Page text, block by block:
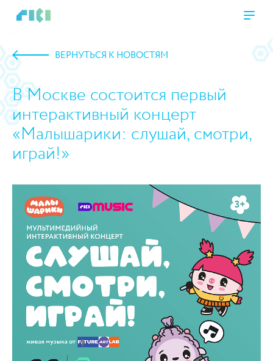
ВЕРНУТЬСЯ К НОВОСТЯМ
В Москве состоится первый
интерактивный концерт
«Малышарики: слушай, смотри,
играй!»
https://www.high-endrolex.com/45